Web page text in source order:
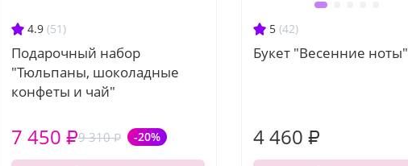
4.9 (51)
Подарочный набор
"Тюльпаны, шоколадные
конфеты и чай"
9 310 ₽ -20%
7 450 ₽
5 (42)
Букет "Весенние ноты"
4 460 ₽